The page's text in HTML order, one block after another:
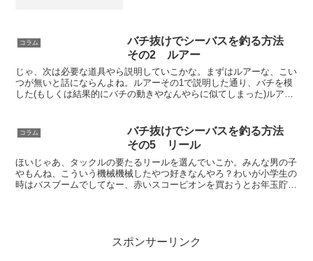
のバチ抜...
コラム
バチ抜けでシーバスを釣る方法
その2 ルアー
じゃ、次は必要な道具やら説明していこかな。まずはルアーな、こい
つが無いと話にならんよね。ルアーその1で説明した通り、バチを模
した(もしくは結果的にバチの動きやなんやらに似てしまった)ルアー
コラム
バチ抜けでシーバスを釣る方法
その5 リール
ほいじゃあ、タックルの要たるリールを選んでいこか。みんな男の子
やもんね、こういう機械機械したやつ好きなんやろ？わいが小学生の
時はバスブームでしてなー、赤いスコーピオンを買おうとお年玉貯め
スポンサーリンク